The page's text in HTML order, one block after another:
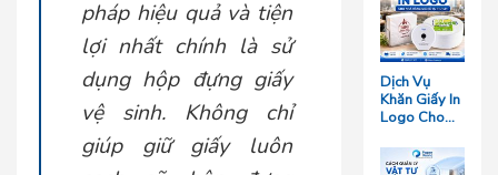
pháp hiệu quả và tiện
lợi nhất chính là sử
dụng hộp đựng giấy
vệ sinh. Không chỉ
giúp giữ giấy luôn
Hơn?
Dịch Vụ
Khăn Giấy In
Logo Cho
Giá Rẻ Tại
TP.HCM